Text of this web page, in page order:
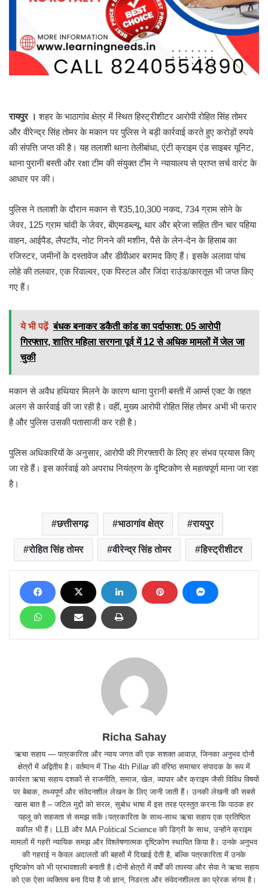
रायपुर । शहर के भाठागांव क्षेत्र में स्थित हिस्ट्रीशीटर आरोपी रोहित सिंह तोमर
और वीरेन्द्र सिंह तोमर के मकान पर पुलिस ने बड़ी कार्रवाई करते हुए करोड़ों रुपये
की संपत्ति जप्त की है। यह तलाशी थाना तेलीबांधा, एंटी क्राइम एंड साइबर यूनिट,
थाना पुरानी बस्ती और रक्षा टीम की संयुक्त टीम ने न्यायालय से प्राप्त सर्च वारंट के
आधार पर की।
पुलिस ने तलाशी के दौरान मकान से ₹35,10,300 नकद, 734 ग्राम सोने के
जेवर, 125 ग्राम चांदी के जेवर, बीएमडब्ल्यू, थार और ब्रेजा सहित तीन चार पहिया
वाहन, आईपैड, लैपटॉप, नोट गिनने की मशीन, पैसे के लेन-देन के हिसाब का
रजिस्टर, जमीनों के दस्तावेज और डीवीआर बरामद किए हैं। इसके अलावा पांच
लोहे की तलवार, एक रिवाल्वर, एक पिस्टल और जिंदा राउंड/कारतूस भी जप्त किए
गए हैं।
ये भी पढ़ें बंधक बनाकर डकैती कांड का पर्दाफाश: 05 आरोपी
गिरफ्तार, शातिर महिला सरगना पूर्व में 12 से अधिक मामलों में जेल जा
चुकी
मकान से अवैध हथियार मिलने के कारण थाना पुरानी बस्ती में आर्म्स एक्ट के तहत
अलग से कार्रवाई की जा रही है। वहीं, मुख्य आरोपी रोहित सिंह तोमर अभी भी फरार
है और पुलिस उसकी पतासाजी कर रही है।
पुलिस अधिकारियों के अनुसार, आरोपी की गिरफ्तारी के लिए हर संभव प्रयास किए
जा रहे हैं। इस कार्रवाई को अपराध नियंत्रण के दृष्टिकोण से महत्वपूर्ण माना जा रहा
है।
छत्तीसगढ़ भाठागांव क्षेत्र रायपुर
रोहित सिंह तोमर वीरेन्द्र सिंह तोमर हिस्ट्रीशीटर
Richa Sahay
ऋचा सहाय — पत्रकारिता और न्याय जगत की एक सशक्त आवाज़, जिनका अनुभव दोनों
क्षेत्रों में अद्वितीय है। वर्तमान में The 4th Pillar की वरिष्ठ समाचार संपादक के रूप में
कार्यरत ऋचा सहाय दशकों से राजनीति, समाज, खेल, व्यापार और क्राइम जैसी विविध विषयों
पर बेबाक, तथ्यपूर्ण और संवेदनशील लेखन के लिए जानी जाती हैं। उनकी लेखनी की सबसे
खास बात है – जटिल मुद्दों को सरल, सुबोध भाषा में इस तरह प्रस्तुत करना कि पाठक हर
पहलू को सहजता से समझ सकें।पत्रकारिता के साथ-साथ ऋचा सहाय एक प्रतिष्ठित
वकील भी हैं। LLB और MA Political Science की डिग्री के साथ, उन्होंने क्राइम
मामलों में गहरी न्यायिक समझ और विश्लेषणात्मक दृष्टिकोण स्थापित किया है। उनके अनुभव
की गहराई न केवल अदालतों की बहसों में दिखाई देती है, बल्कि पत्रकारिता में उनके
दृष्टिकोण को भी प्रभावशाली बनाती है।दोनों क्षेत्रों में वर्षों की तपस्या और सेवा ने ऋचा सहाय
को एक ऐसा व्यक्तित्व बना दिया है जो ज्ञान, निडरता और संवेदनशीलता का प्रेरक संगम है।